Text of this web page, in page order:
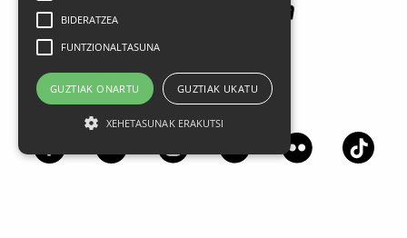
Jarrai gaitzazu sare sozialetan
BIDERATZEA
FUNTZIONALTASUNA
GUZTIAK ONARTU GUZTIAK UKATU
XEHETASUNAK ERAKUTSI